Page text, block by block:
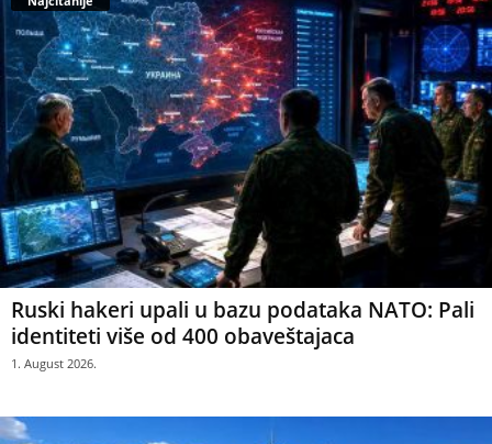
Ruski hakeri upali u bazu podataka NATO: Pali
identiteti više od 400 obaveštajaca
1. August 2026.